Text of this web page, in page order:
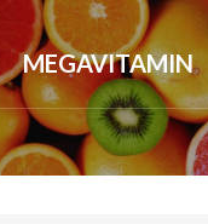
MEGAVITAMIN